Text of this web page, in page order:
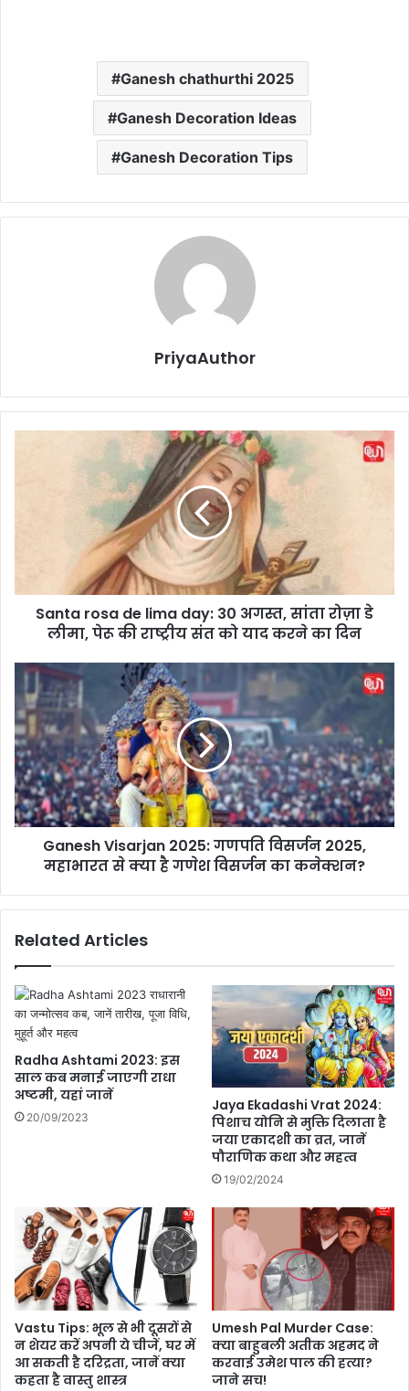
Ganesh chathurthi 2025
Ganesh Decoration Ideas
Ganesh Decoration Tips
PriyaAuthor
a
a
d
a
y
:
3
0
,
ता
डे
ली
मा
,
पे
रू
की
को
या
क
र
ने
का
दि
न
Santa rosa de lima day: 30 अगस्त, सांता रोज़ा डे
लीमा, पेरू की राष्ट्रीय संत को याद करने का दिन
n
e
s
h
V
i
s
2
5
:
ग
ण
प
ति
वि
म
हा
भा
र
त
से
Ganesh Visarjan 2025: गणपति विसर्जन 2025,
महाभारत से क्या है गणेश विसर्जन का कनेक्शन?
Related Articles
Radha Ashtami 2023: इस
साल कब मनाई जाएगी राधा
अष्टमी, यहां जानें
20/09/2023
Jaya Ekadashi Vrat 2024:
पिशाच योनि से मुक्ति दिलाता है
जया एकादशी का व्रत, जानें
पौराणिक कथा और महत्व
19/02/2024
Vastu Tips: भूल से भी दूसरों से
न शेयर करें अपनी ये चीजें, घर में
आ सकती है दरिद्रता, जानें क्या
कहता है वास्तु शास्त्र
Umesh Pal Murder Case:
क्या बाहुबली अतीक अहमद ने
करवाई उमेश पाल की हत्या?
जाने सच!